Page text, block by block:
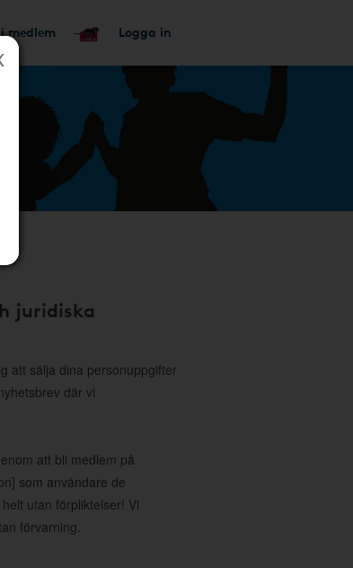
medlem Logga in
juridiska
att sälja dina personuppgifter
där vi
att bli medlem på
som användare de
utan förpliktelser! Vi
förvarning.